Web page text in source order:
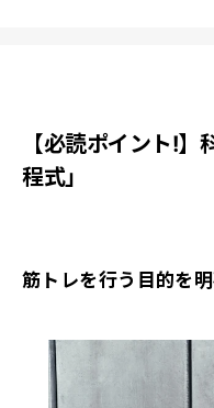
【必読ポイント!
程式」
筋トレを行う目的を